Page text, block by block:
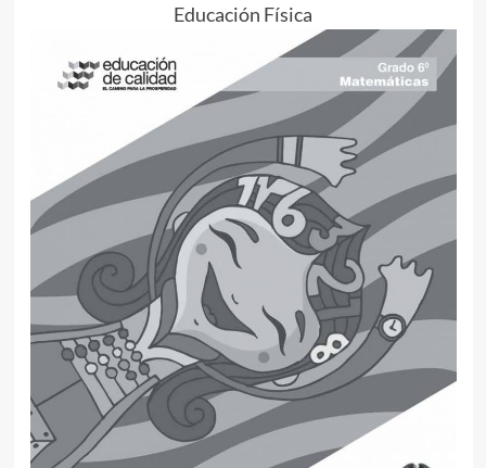
Educación Física